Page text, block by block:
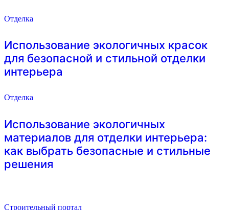
Отделка
Использование экологичных красок
для безопасной и стильной отделки
интерьера
Отделка
Использование экологичных
материалов для отделки интерьера:
как выбрать безопасные и стильные
решения
Строительный портал